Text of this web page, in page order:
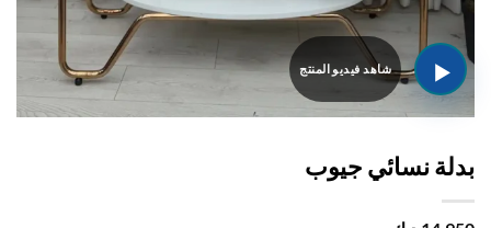
نسائي جيوب